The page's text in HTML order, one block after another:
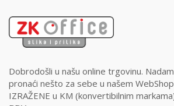
Dobrodošli u našu online trgovinu.
pronaći nešto za sebe u našem
IZRAŽENE u KM (konvertibilnim